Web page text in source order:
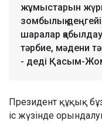
жұмыстарын
зомбылық
шаралар
тәрбие, мәдени
- деді Қасым-
Президент құқық
іс жүзінде